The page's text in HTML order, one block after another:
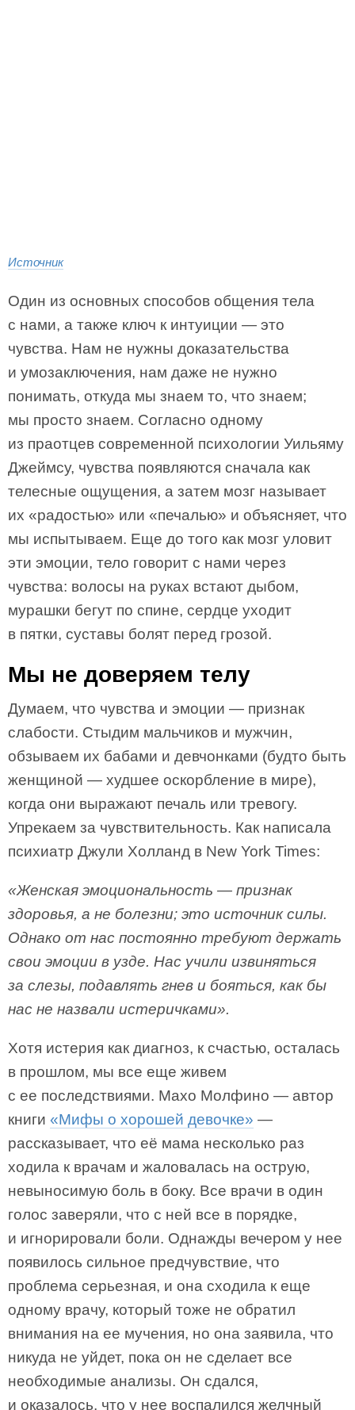
Источник
Один из основных способов общения тела
с нами, а также ключ к интуиции — это
чувства. Нам не нужны доказательства
и умозаключения, нам даже не нужно
понимать, откуда мы знаем то, что знаем;
мы просто знаем. Согласно одному
из праотцев современной психологии Уильяму
Джеймсу, чувства появляются сначала как
телесные ощущения, а затем мозг называет
их «радостью» или «печалью» и объясняет, что
мы испытываем. Еще до того как мозг уловит
эти эмоции, тело говорит с нами через
чувства: волосы на руках встают дыбом,
мурашки бегут по спине, сердце уходит
в пятки, суставы болят перед грозой.
Мы не доверяем телу
Думаем, что чувства и эмоции — признак
слабости. Стыдим мальчиков и мужчин,
обзываем их бабами и девчонками (будто быть
женщиной — худшее оскорбление в мире),
когда они выражают печаль или тревогу.
Упрекаем за чувствительность. Как написала
психиатр Джули Холланд в New York Times:
«Женская эмоциональность — признак
здоровья, а не болезни; это источник силы.
Однако от нас постоянно требуют держать
свои эмоции в узде. Нас учили извиняться
за слезы, подавлять гнев и бояться, как бы
нас не назвали истеричками».
Хотя истерия как диагноз, к счастью, осталась
в прошлом, мы все еще живем
с ее последствиями. Махо Молфино — автор
книги «Мифы о хорошей девочке» —
рассказывает, что её мама несколько раз
ходила к врачам и жаловалась на острую,
невыносимую боль в боку. Все врачи в один
голос заверяли, что с ней все в порядке,
и игнорировали боли. Однажды вечером у нее
появилось сильное предчувствие, что
проблема серьезная, и она сходила к еще
одному врачу, который тоже не обратил
внимания на ее мучения, но она заявила, что
никуда не уйдет, пока он не сделает все
необходимые анализы. Он сдался,
и оказалось, что у нее воспалился желчный